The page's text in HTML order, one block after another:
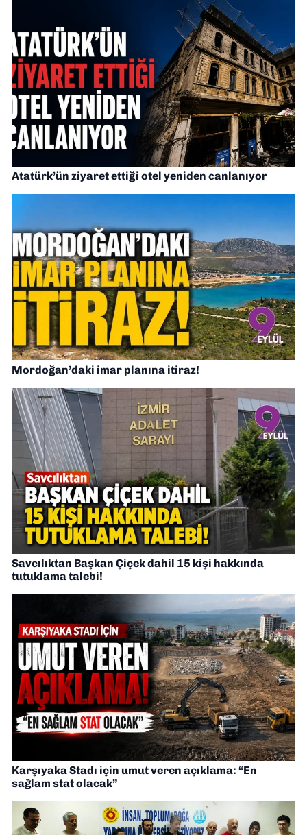
Atatürk’ün ziyaret ettiği otel yeniden canlanıyor
Mordoğan’daki imar planına itiraz!
Savcılıktan Başkan Çiçek dahil 15 kişi hakkında
tutuklama talebi!
Karşıyaka Stadı için umut veren açıklama: “En
sağlam stat olacak”